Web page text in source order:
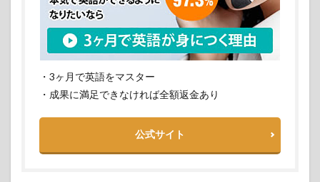
・3ヶ月で英語をマスター
・成果に満足できなければ全額返金あり
公式サイト